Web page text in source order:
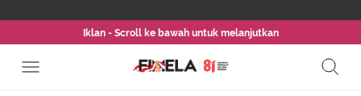
Iklan - Scroll ke bawah untuk melanjutkan